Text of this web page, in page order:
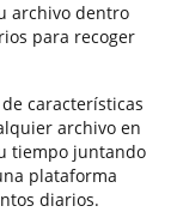
archivo dentro
para recoger
características
archivo en
tiempo juntando
plataforma
diarios.